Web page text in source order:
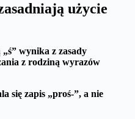
użycie
wynika z zasady
z rodziną wyrazów
się zapis „proś-”, a nie